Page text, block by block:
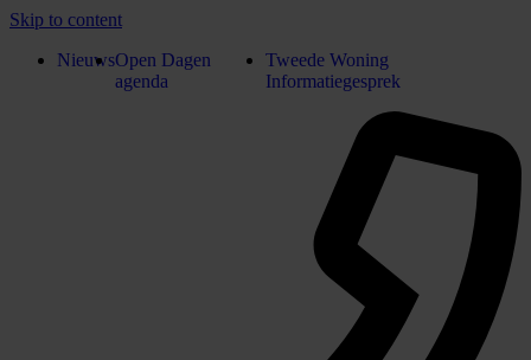
Skip to content
NieuwsOpen Dagen
agenda
Tweede Woning
Informatiegesprek